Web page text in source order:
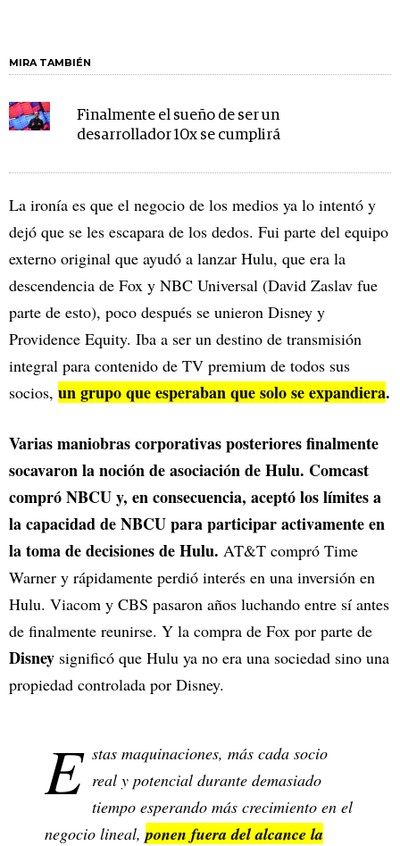
MIRA TAMBIÉN
Finalmente el sueño de ser un
desarrollador 10x se cumplirá
La ironía es que el negocio de los medios ya lo intentó y
dejó que se les escapara de los dedos. Fui parte del equipo
externo original que ayudó a lanzar Hulu, que era la
descendencia de Fox y NBC Universal (David Zaslav fue
parte de esto), poco después se unieron Disney y
Providence Equity. Iba a ser un destino de transmisión
integral para contenido de TV premium de todos sus
socios, un grupo que esperaban que solo se expandiera.
Varias maniobras corporativas posteriores finalmente
socavaron la noción de asociación de Hulu. Comcast
compró NBCU y, en consecuencia, aceptó los límites a
la capacidad de NBCU para participar activamente en
la toma de decisiones de Hulu. AT&T compró Time
Warner y rápidamente perdió interés en una inversión en
Hulu. Viacom y CBS pasaron años luchando entre sí antes
de finalmente reunirse. Y la compra de Fox por parte de
Disney significó que Hulu ya no era una sociedad sino una
propiedad controlada por Disney.
E stas maquinaciones, más cada socio
real y potencial durante demasiado
tiempo esperando más crecimiento en el
negocio lineal,ponen fuera del alcance la